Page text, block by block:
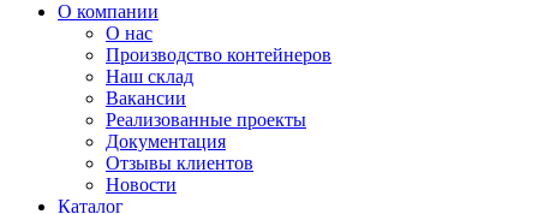
О компании
О нас
Производство контейнеров
Наш склад
Вакансии
Реализованные проекты
Документация
Отзывы клиентов
Новости
Каталог